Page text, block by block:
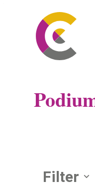
Naar inhoud
CC
Filter